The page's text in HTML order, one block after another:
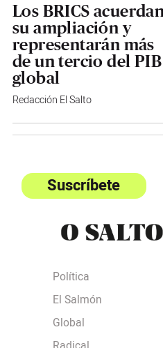
Los BRICS acuerdan
su ampliación y
representarán más
de un tercio del PIB
global
Redacción El Salto
Suscríbete
Política
El Salmón
Global